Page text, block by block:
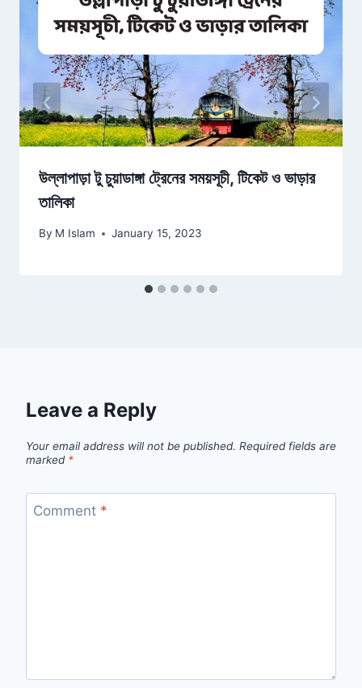
উল্লাপাড়া টু চুয়াডাঙ্গা ট্রেনের সময়সূচী, টিকেট ও ভাড়ার
তালিকা
By M Islam January 15, 2023
Leave a Reply
Your email address will not be published. Required fields are
marked *
Comment *